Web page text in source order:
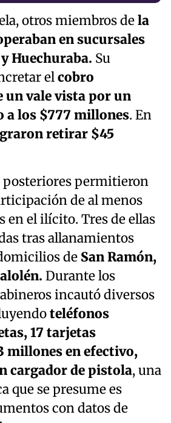
otros miembros dela
en sucursales
Huechuraba. Su
elcobro
un vale vista por un
a los $777 millones. En
retirar $45
posteriores permitieron
de al menos
en el ilícito. Tres de ellas
tras allanamientos
de San Ramón,
Durante los
incautó diversos
teléfonos
17 tarjetas
millones en efectivo,
cargador de pistola, una
que se presume es
con datos de